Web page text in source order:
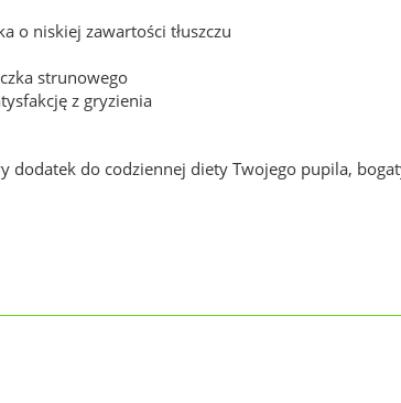
o niskiej zawartości tłuszczu
strunowego
z gryzienia
dodatek do codziennej diety Twojego pupila,